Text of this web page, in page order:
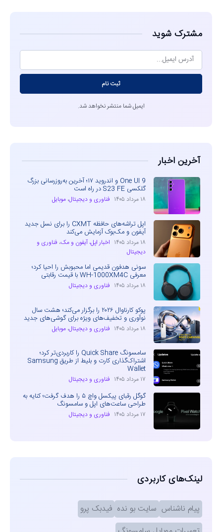
مشترک شوید
ثبت نام
ایمیل شما منتشر نخواهد شد.
آخرین اخبار
One UI 9 و اندروید ۱۷؛ آخرین به‌روزرسانی بزرگ
گلکسی S23 FE در راه است
۱۸ مرداد ۱۴۰۵ فناوری و دیجیتال، موبایل
اپل تراشه‌های حافظه CXMT را برای نسل جدید
آیفون و مک‌بوک آزمایش می‌کند
۱۸ مرداد ۱۴۰۵ اخبار اپل، آیفون و مک، فناوری و
دیجیتال
سونی هدفون قدیمی اما محبوبش را احیا کرد؛
معرفی WH-1000XM4C با قیمت رقابتی
۱۸ مرداد ۱۴۰۵ فناوری و دیجیتال
پوکو کارناوال ۲۰۲۶ را برگزار می‌کند؛ هشت سال
نوآوری و تخفیف‌های ویژه برای گوشی‌های جدید
۱۸ مرداد ۱۴۰۵ فناوری و دیجیتال، موبایل
سامسونگ Quick Share را کاربردی‌تر کرد؛
اشتراک‌گذاری کارت و بلیط از طریق Samsung
Wallet
۱۷ مرداد ۱۴۰۵ فناوری و دیجیتال
گوگل رقبای پیکسل واچ ۵ را هدف گرفت؛ کنایه به
طراحی ساعت‌های اپل و سامسونگ
۱۷ مرداد ۱۴۰۵ فناوری و دیجیتال
لینک‌های کاربردی
پیام ناشناس سایت بو نده فیدبک پرو